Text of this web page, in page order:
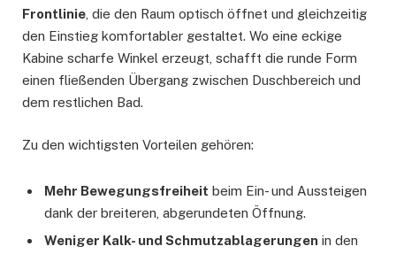
Frontlinie , die den Raum optisch öffnet und gleichzeitig
den Einstieg komfortabler gestaltet. Wo eine eckige
Kabine scharfe Winkel erzeugt, schafft die runde Form
einen fließenden Übergang zwischen Duschbereich und
dem restlichen Bad.
Zu den wichtigsten Vorteilen gehören:
Mehr Bewegungsfreiheit beim Ein- und Aussteigen
dank der breiteren, abgerundeten Öffnung.
Weniger Kalk- und Schmutzablagerungen in den